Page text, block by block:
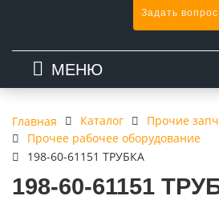
Задать вопрос
МЕНЮ
Главная Каталог
Прочие
Прочее рабочее оборудование
198-60-61151 ТРУБКА
198-60-61151